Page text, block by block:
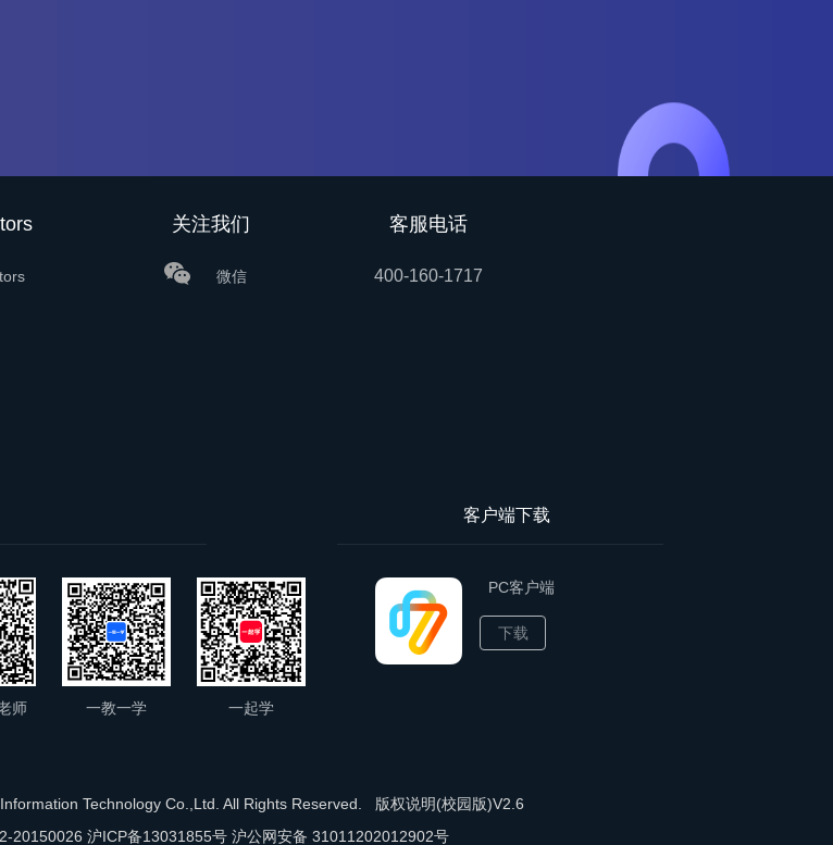
关注我们
微信
客服电话
400-160-1717
客户端下载
师 一教一学 一起学
PC客户端
下载
Technology Co.,Ltd. All Rights Reserved. 版权说明(校园版)V2.6
20150026 沪ICP备13031855号 沪公网安备 31011202012902号